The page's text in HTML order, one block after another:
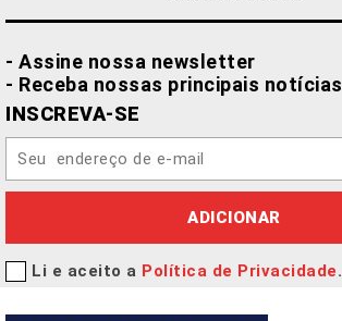
- Assine nossa newsletter
- Receba nossas principais notícias
INSCREVA-SE
ADICIONAR
Li e aceito a Política de Privacidade.